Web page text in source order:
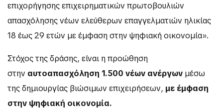
επιχορήγησης επιχειρηματικών πρωτοβουλιών
απασχόλησης νέων ελεύθερων επαγγελματιών ηλικίας
18 έως 29 ετών με έμφαση στην ψηφιακή οικονομία».
Στόχος της δράσης, είναι η προώθηση
στην αυτοαπασχόληση 1.500 νέων ανέργων μέσω
της δημιουργίας βιώσιμων επιχειρήσεων, με έμφαση
στην ψηφιακή οικονομία.